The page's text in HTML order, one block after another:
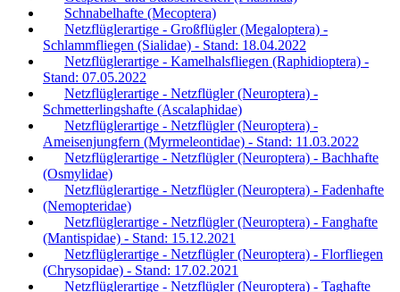
Schnabelhafte (Mecoptera)
Netzflüglerartige - Großflügler (Megaloptera) -
Schlammfliegen (Sialidae) - Stand: 18.04.2022
Netzflüglerartige - Kamelhalsfliegen (Raphidioptera) -
Stand: 07.05.2022
Netzflüglerartige - Netzflügler (Neuroptera) -
Schmetterlingshafte (Ascalaphidae)
Netzflüglerartige - Netzflügler (Neuroptera) -
Ameisenjungfern (Myrmeleontidae) - Stand: 11.03.2022
Netzflüglerartige - Netzflügler (Neuroptera) - Bachhafte
(Osmylidae)
Netzflüglerartige - Netzflügler (Neuroptera) - Fadenhafte
(Nemopteridae)
Netzflüglerartige - Netzflügler (Neuroptera) - Fanghafte
(Mantispidae) - Stand: 15.12.2021
Netzflüglerartige - Netzflügler (Neuroptera) - Florfliegen
(Chrysopidae) - Stand: 17.02.2021
Netzflüglerartige - Netzflügler (Neuroptera) - Taghafte